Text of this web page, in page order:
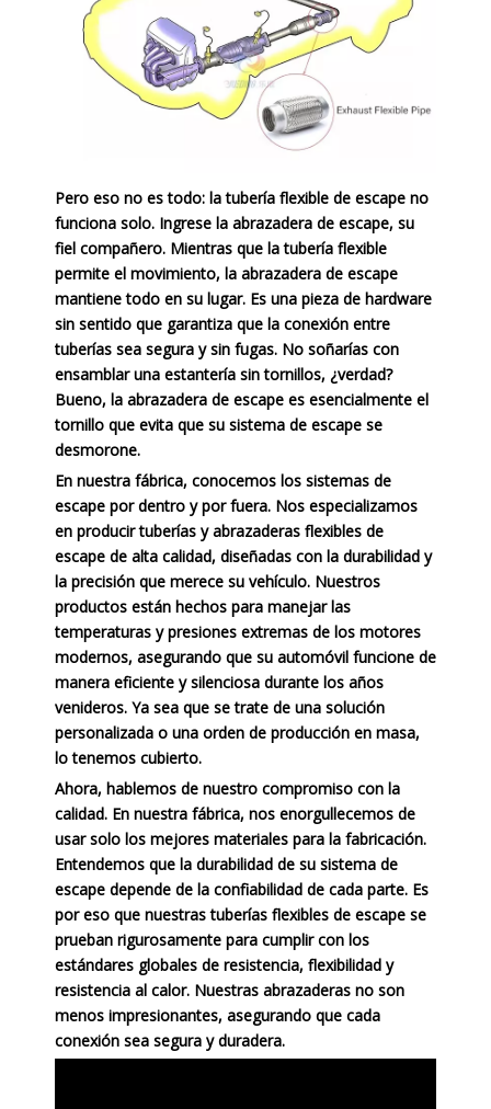
Pero eso no es todo: la tubería flexible de escape no
funciona solo. Ingrese la abrazadera de escape, su
fiel compañero. Mientras que la tubería flexible
permite el movimiento, la abrazadera de escape
mantiene todo en su lugar. Es una pieza de hardware
sin sentido que garantiza que la conexión entre
tuberías sea segura y sin fugas. No soñarías con
ensamblar una estantería sin tornillos, ¿verdad?
Bueno, la abrazadera de escape es esencialmente el
tornillo que evita que su sistema de escape se
desmorone.
En nuestra fábrica, conocemos los sistemas de
escape por dentro y por fuera. Nos especializamos
en producir tuberías y abrazaderas flexibles de
escape de alta calidad, diseñadas con la durabilidad y
la precisión que merece su vehículo. Nuestros
productos están hechos para manejar las
temperaturas y presiones extremas de los motores
modernos, asegurando que su automóvil funcione de
manera eficiente y silenciosa durante los años
venideros. Ya sea que se trate de una solución
personalizada o una orden de producción en masa,
lo tenemos cubierto.
Ahora, hablemos de nuestro compromiso con la
calidad. En nuestra fábrica, nos enorgullecemos de
usar solo los mejores materiales para la fabricación.
Entendemos que la durabilidad de su sistema de
escape depende de la confiabilidad de cada parte. Es
por eso que nuestras tuberías flexibles de escape se
prueban rigurosamente para cumplir con los
estándares globales de resistencia, flexibilidad y
resistencia al calor. Nuestras abrazaderas no son
menos impresionantes, asegurando que cada
conexión sea segura y duradera.